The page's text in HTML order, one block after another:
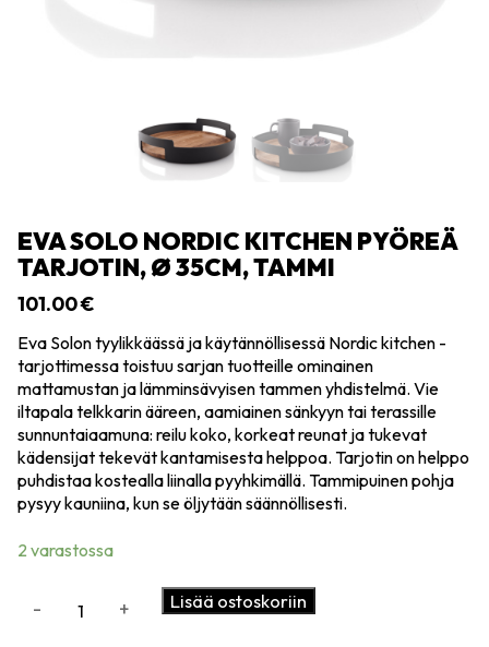
EVA SOLO NORDIC KITCHEN PYÖREÄ
TARJOTIN, Ø 35CM, TAMMI
101.00€
Eva Solon tyylikkäässä ja käytännöllisessä Nordic kitchen -
tarjottimessa toistuu sarjan tuotteille ominainen
mattamustan ja lämminsävyisen tammen yhdistelmä. Vie
iltapala telkkarin ääreen, aamiainen sänkyyn tai terassille
sunnuntaiaamuna: reilu koko, korkeat reunat ja tukevat
kädensijat tekevät kantamisesta helppoa. Tarjotin on helppo
puhdistaa kostealla liinalla pyyhkimällä. Tammipuinen pohja
pysyy kauniina, kun se öljytään säännöllisesti.
2 varastossa
- + Lisää ostoskoriin